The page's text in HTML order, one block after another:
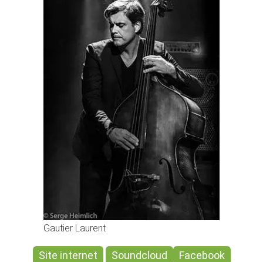
Gautier Laurent
Site internet Soundcloud Facebook